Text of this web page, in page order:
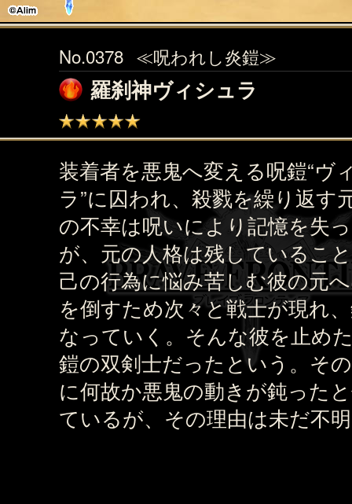
No.0378 ≪呪われし炎鎧≫
羅刹神ヴィシュラ
装着者を悪鬼へ変える呪鎧“ヴ
ラ”に囚われ、殺戮を繰り返す
の不幸は呪いにより記憶を失
が、元の人格は残しているこ
己の行為に悩み苦しむ彼の元
を倒すため次々と戦士が現れ
なっていく。そんな彼を止め
鎧の双剣士だったという。そ
に何故か悪鬼の動きが鈍った
ているが、その理由は未だ不